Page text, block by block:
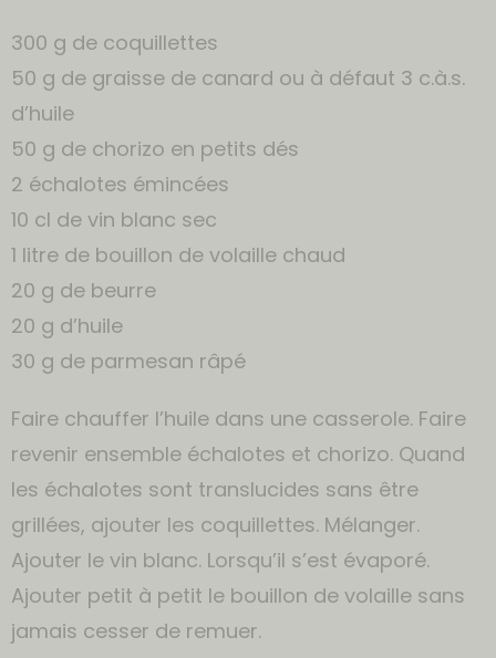
300 g de coquillettes
50 g de graisse de canard ou à défaut 3 c.à.s.
d’huile
50 g de chorizo en petits dés
2 échalotes émincées
10 cl de vin blanc sec
1 litre de bouillon de volaille chaud
20 g de beurre
20 g d’huile
30 g de parmesan râpé
Faire chauffer l’huile dans une casserole. Faire
revenir ensemble échalotes et chorizo. Quand
les échalotes sont translucides sans être
grillées, ajouter les coquillettes. Mélanger.
Ajouter le vin blanc. Lorsqu’il s’est évaporé.
Ajouter petit à petit le bouillon de volaille sans
jamais cesser de remuer.